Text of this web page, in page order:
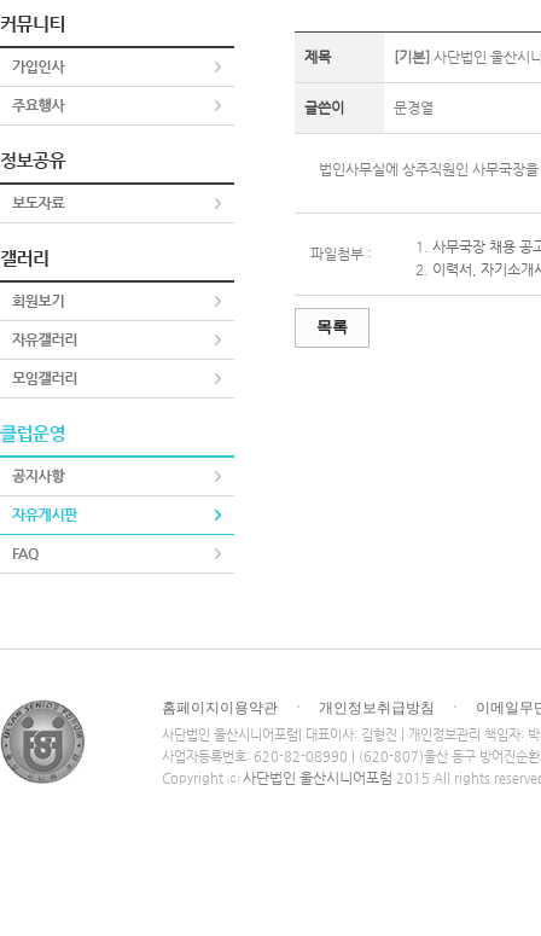
제목 [기본] 사단법인 울산시
글쓴이 문경열
법인사무실에 상주직원인 사무국장
파일첨부 : 1. 사무국장 채용 공
2. 이력서, 자기소
목록
홈페이지이용약관 ㆍ 개인정보취급방침 ㆍ 이메일무
사단법인 울산시니어포럼| 대표이사: 김형진 | 개인정보관리 책임자:
사업자등록번호: 620-82-08990 | (620-807)울산 동구 방어진순
Copyright ⓒ 사단법인 울산시니어포럼 2015 All rights